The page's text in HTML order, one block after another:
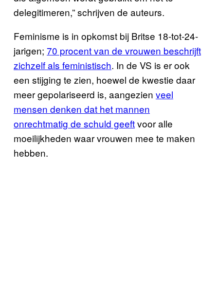
delegitimeren,” schrijven de auteurs.
Feminisme is in opkomst bij Britse 18-tot-24-
jarigen; 70 procent van de vrouwen beschrijft
zichzelf als feministisch. In de VS is er ook
een stijging te zien, hoewel de kwestie daar
meer gepolariseerd is, aangezien veel
mensen denken dat het mannen
onrechtmatig de schuld geeftvoor alle
moeilijkheden waar vrouwen mee te maken
hebben.